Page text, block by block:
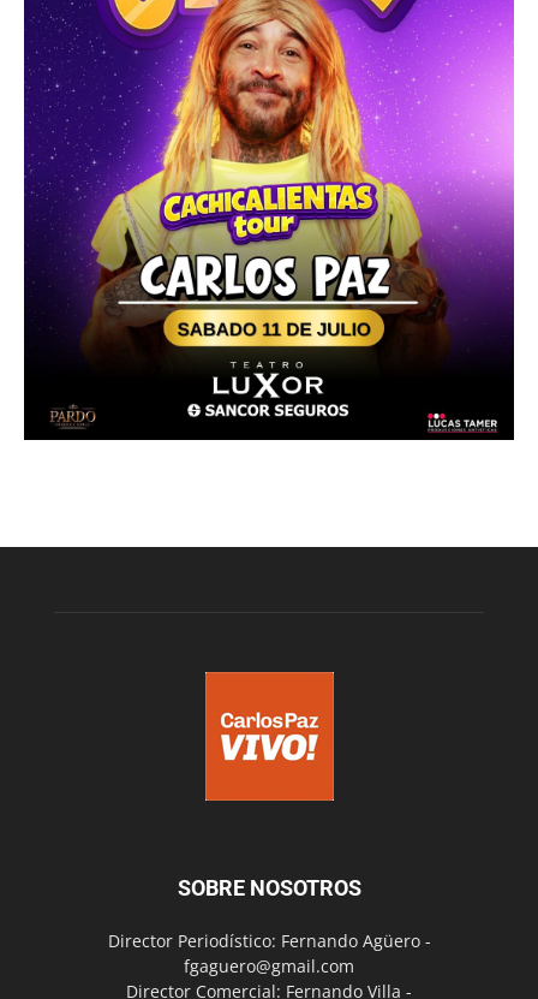
SOBRE NOSOTROS
Director Periodístico: Fernando Agüero -
fgaguero@gmail.com
Director Comercial: Fernando Villa -